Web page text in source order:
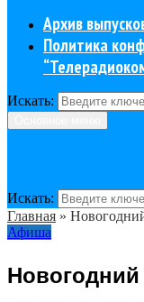
Архив
Политика
Искать:
Искать:
Главная »
Афиша